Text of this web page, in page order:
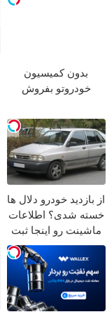
بدون کمیسیون
خودروتو بفروش
از بازدید خودرو دلال ها
خسته شدی؟ اطلاعات
ماشینت رو اینجا ثبت
کن